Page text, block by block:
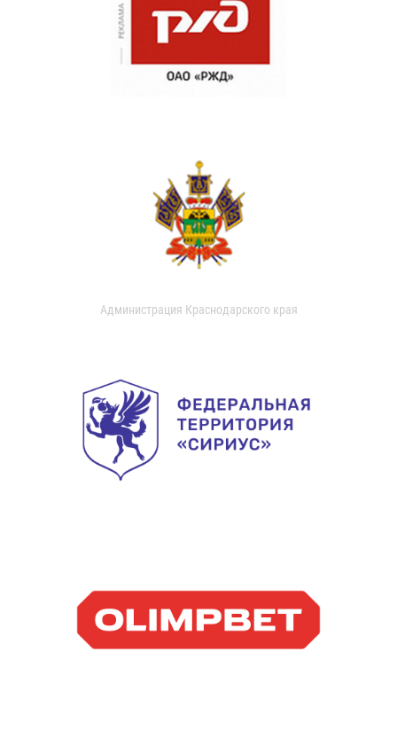
Администрация Краснодарского края